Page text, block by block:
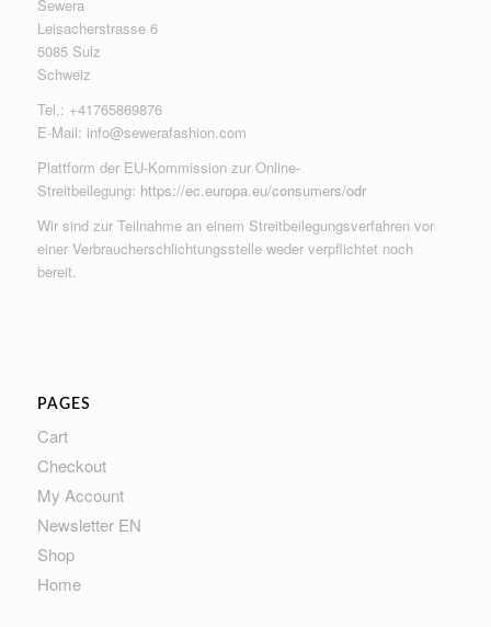
Sewera
Leisacherstrasse 6
5085 Sulz
Schweiz
Tel.: +41765869876
E-Mail: info@sewerafashion.com
Plattform der EU-Kommission zur Online-
Streitbeilegung: https://ec.europa.eu/consumers/odr
Wir sind zur Teilnahme an einem Streitbeilegungsverfahren vor
einer Verbraucherschlichtungsstelle weder verpflichtet noch
bereit.
PAGES
Cart
Checkout
My Account
Newsletter EN
Shop
Home